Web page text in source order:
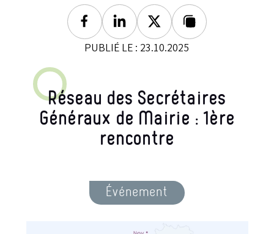
FacebookLinkedinTwitterLien copié
PUBLIÉ LE : 23.10.2025
Réseau des Secrétaires
Généraux de Mairie : 1ère
rencontre
Événement